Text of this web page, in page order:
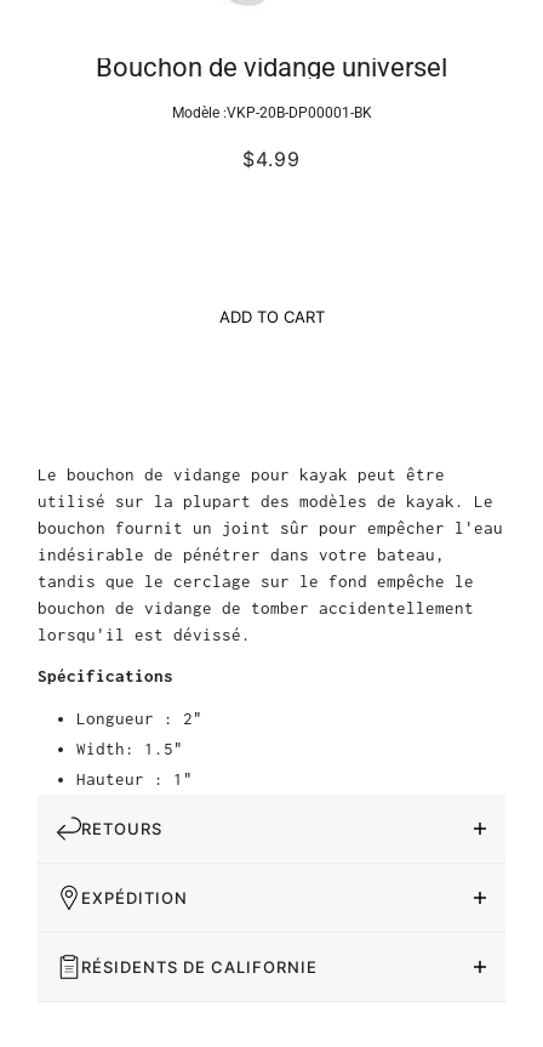
Bouchon de vidange universel
Modèle :VKP-20B-DP00001-BK
$4.99
ADD TO CART
Le bouchon de vidange pour kayak peut être
utilisé sur la plupart des modèles de kayak. Le
bouchon fournit un joint sûr pour empêcher l'eau
indésirable de pénétrer dans votre bateau,
tandis que le cerclage sur le fond empêche le
bouchon de vidange de tomber accidentellement
lorsqu'il est dévissé.
Spécifications
Longueur : 2"
Width: 1.5"
Hauteur : 1"
RETOURS
EXPÉDITION
RÉSIDENTS DE CALIFORNIE